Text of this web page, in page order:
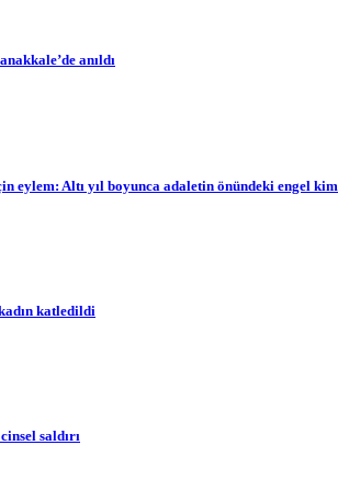
anıldı
eylem: Altı yıl boyunca adaletin önündeki engel
katledildi
saldırı